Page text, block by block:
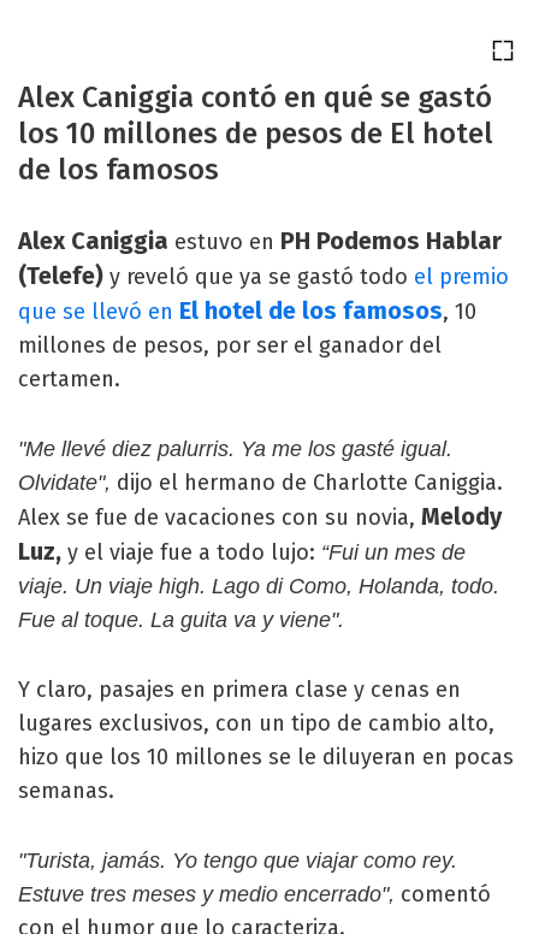
Alex Caniggia contó en qué se gastó
los 10 millones de pesos de El hotel
de los famosos
Alex Caniggia estuvo en PH Podemos Hablar
(Telefe) y reveló que ya se gastó todo el premio
que se llevó en El hotel de los famosos, 10
millones de pesos, por ser el ganador del
certamen.
"Me llevé diez palurris. Ya me los gasté igual.
Olvidate", dijo el hermano de Charlotte Caniggia.
Alex se fue de vacaciones con su novia, Melody
Luz, y el viaje fue a todo lujo: “Fui un mes de
viaje. Un viaje high. Lago di Como, Holanda, todo.
Fue al toque. La guita va y viene".
Y claro, pasajes en primera clase y cenas en
lugares exclusivos, con un tipo de cambio alto,
hizo que los 10 millones se le diluyeran en pocas
semanas.
"Turista, jamás. Yo tengo que viajar como rey.
Estuve tres meses y medio encerrado", comentó
con el humor que lo caracteriza.